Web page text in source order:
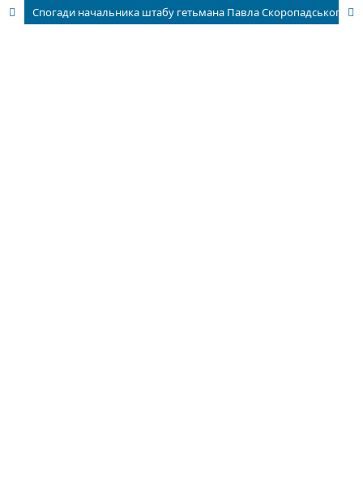
Спогади начальника штабу гетьмана Павла Скоропадського Б. Стеллецького як історичне джерело: спроба сучасної верифікації